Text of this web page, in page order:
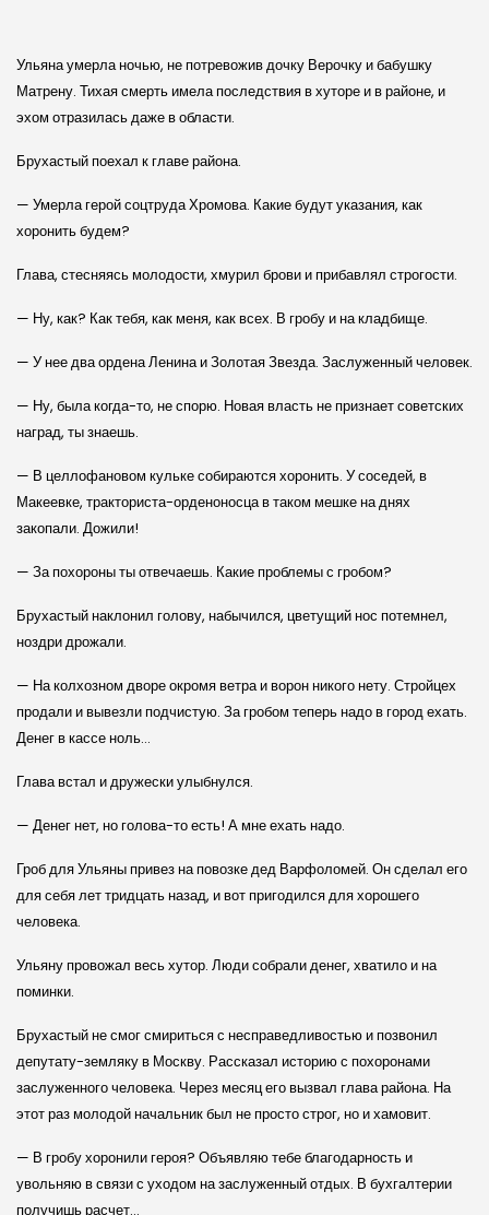
Ульяна умерла ночью, не потревожив дочку Верочку и бабушку
Матрену. Тихая смерть имела последствия в хуторе и в районе, и
эхом отразилась даже в области.
Брухастый поехал к главе района.
— Умерла герой соцтруда Хромова. Какие будут указания, как
хоронить будем?
Глава, стесняясь молодости, хмурил брови и прибавлял строгости.
— Ну, как? Как тебя, как меня, как всех. В гробу и на кладбище.
— У нее два ордена Ленина и Золотая Звезда. Заслуженный человек.
— Ну, была когда-то, не спорю. Новая власть не признает советских
наград, ты знаешь.
— В целлофановом кульке собираются хоронить. У соседей, в
Макеевке, тракториста-орденоносца в таком мешке на днях
закопали. Дожили!
— За похороны ты отвечаешь. Какие проблемы с гробом?
Брухастый наклонил голову, набычился, цветущий нос потемнел,
ноздри дрожали.
— На колхозном дворе окромя ветра и ворон никого нету. Стройцех
продали и вывезли подчистую. За гробом теперь надо в город ехать.
Денег в кассе ноль…
Глава встал и дружески улыбнулся.
— Денег нет, но голова-то есть! А мне ехать надо.
Гроб для Ульяны привез на повозке дед Варфоломей. Он сделал его
для себя лет тридцать назад, и вот пригодился для хорошего
человека.
Ульяну провожал весь хутор. Люди собрали денег, хватило и на
поминки.
Брухастый не смог смириться с несправедливостью и позвонил
депутату-земляку в Москву. Рассказал историю с похоронами
заслуженного человека. Через месяц его вызвал глава района. На
этот раз молодой начальник был не просто строг, но и хамовит.
— В гробу хоронили героя? Объявляю тебе благодарность и
увольняю в связи с уходом на заслуженный отдых. В бухгалтерии
получишь расчет…